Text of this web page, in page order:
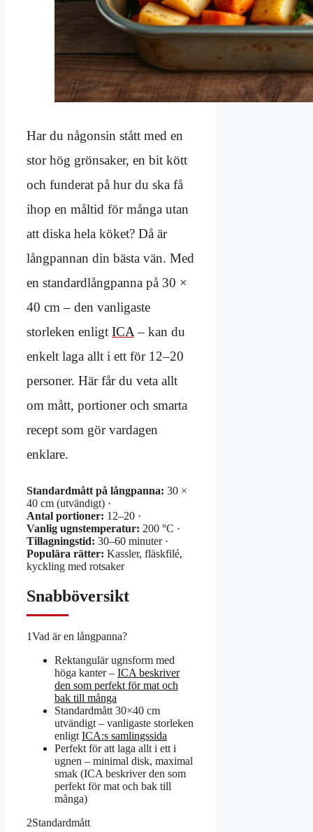
Har du någonsin stått med en
stor hög grönsaker, en bit kött
och funderat på hur du ska få
ihop en måltid för många utan
att diska hela köket? Då är
långpannan din bästa vän. Med
en standardlångpanna på 30 ×
40 cm – den vanligaste
storleken enligt ICA – kan du
enkelt laga allt i ett för 12–20
personer. Här får du veta allt
om mått, portioner och smarta
recept som gör vardagen
enklare.
Standardmått på långpanna: 30 ×
40 cm (utvändigt) ·
Antal portioner: 12–20 ·
Vanlig ugnstemperatur: 200 °C ·
Tillagningstid: 30–60 minuter ·
Populära rätter: Kassler, fläskfilé,
kyckling med rotsaker
Snabböversikt
1Vad är en långpanna?
Rektangulär ugnsform med
höga kanter – ICA beskriver
den som perfekt för mat och
bak till många
Standardmått 30×40 cm
utvändigt – vanligaste storleken
enligt ICA:s samlingssida
Perfekt för att laga allt i ett i
ugnen – minimal disk, maximal
smak (ICA beskriver den som
perfekt för mat och bak till
många)
2Standardmått